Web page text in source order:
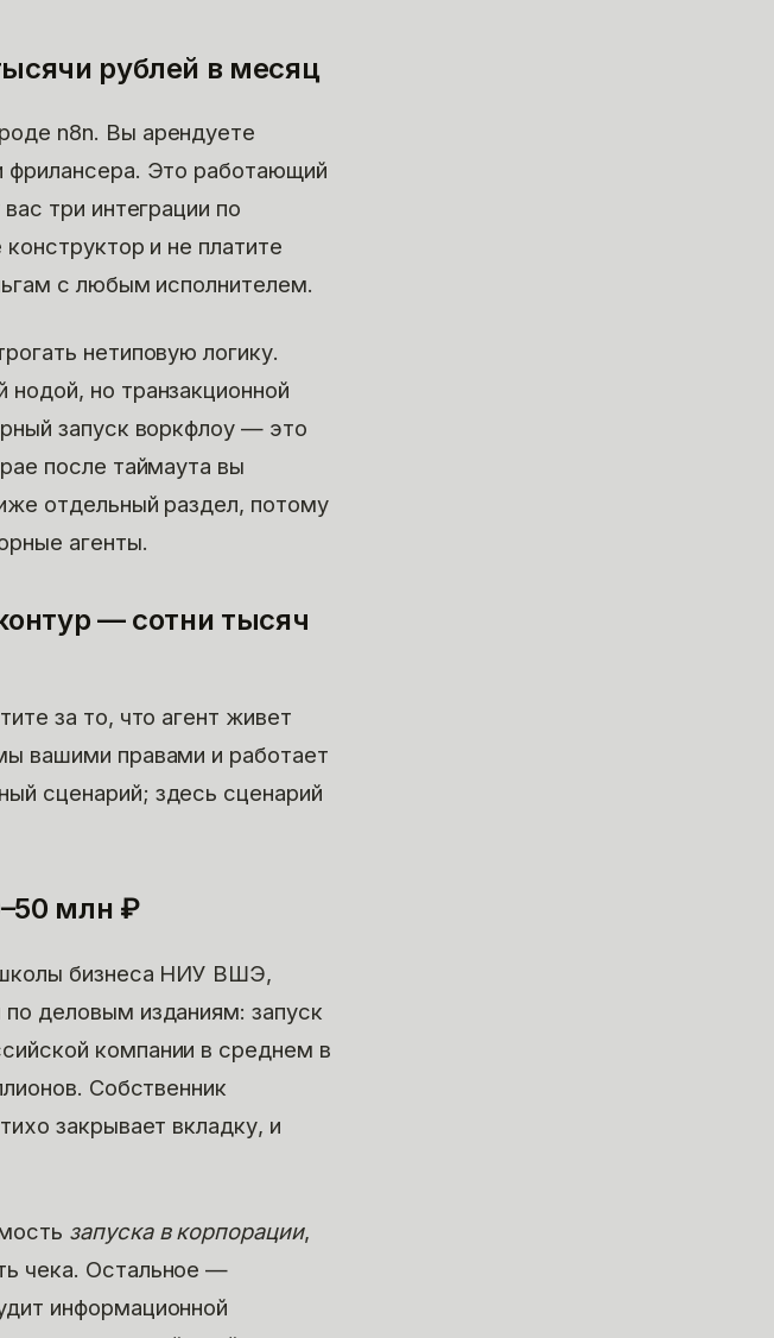
рублей в месяц
n8n. Вы арендуете
фрилансера. Это работающий
три интеграции по
и не платите
с любым исполнителем.
нетиповую логику.
но транзакционной
запуск воркфлоу — это
после таймаута вы
отдельный раздел, потому
агенты.
— сотни тысяч
за то, что агент живет
вашими правами и работает
сценарий; здесь сценарий
млн ₽
бизнеса НИУ ВШЭ,
деловым изданиям: запуск
компании в среднем в
Собственник
закрывает вкладку, и
запуска в корпорации,
чека. Остальное —
информационной